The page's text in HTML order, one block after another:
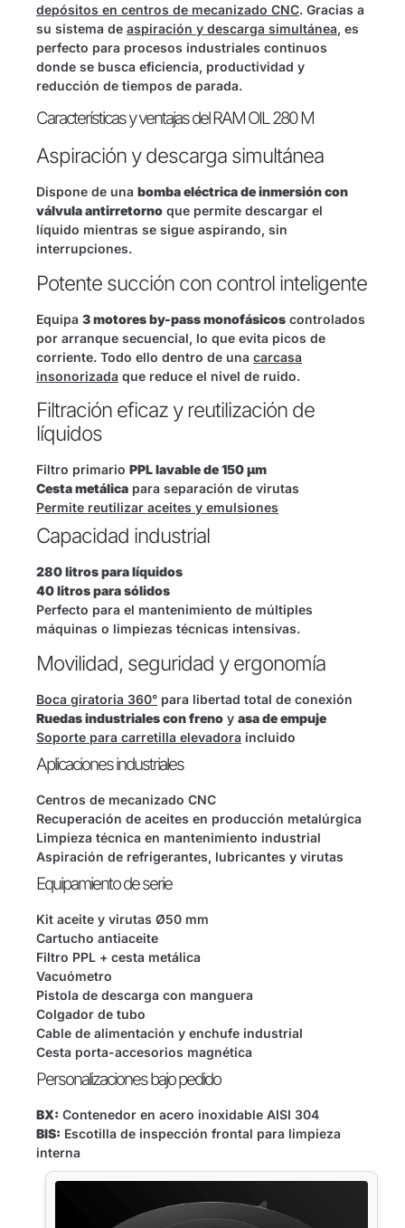
depósitos en centros de mecanizado CNC. Gracias a
su sistema de aspiración y descarga simultánea, es
perfecto para procesos industriales continuos
donde se busca eficiencia, productividad y
reducción de tiempos de parada.
Características y ventajas del RAM OIL 280 M
Aspiración y descarga simultánea
Dispone de una bomba eléctrica de inmersión con
válvula antirretorno que permite descargar el
líquido mientras se sigue aspirando, sin
interrupciones.
Potente succión con control inteligente
Equipa 3 motores by-pass monofásicos controlados
por arranque secuencial, lo que evita picos de
corriente. Todo ello dentro de una carcasa
insonorizada que reduce el nivel de ruido.
Filtración eficaz y reutilización de
líquidos
Filtro primario PPL lavable de 150 µm
Cesta metálica para separación de virutas
Permite reutilizar aceites y emulsiones
Capacidad industrial
280 litros para líquidos
40 litros para sólidos
Perfecto para el mantenimiento de múltiples
máquinas o limpiezas técnicas intensivas.
Movilidad, seguridad y ergonomía
Boca giratoria 360° para libertad total de conexión
Ruedas industriales con freno y asa de empuje
Soporte para carretilla elevadora incluido
Aplicaciones industriales
Centros de mecanizado CNC
Recuperación de aceites en producción metalúrgica
Limpieza técnica en mantenimiento industrial
Aspiración de refrigerantes, lubricantes y virutas
Equipamiento de serie
Kit aceite y virutas Ø50 mm
Cartucho antiaceite
Filtro PPL + cesta metálica
Vacuómetro
Pistola de descarga con manguera
Colgador de tubo
Cable de alimentación y enchufe industrial
Cesta porta-accesorios magnética
Personalizaciones bajo pedido
BX: Contenedor en acero inoxidable AISI 304
BIS: Escotilla de inspección frontal para limpieza
interna